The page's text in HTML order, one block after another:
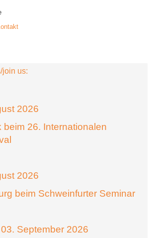
join us:
2026
beim 26. Internationalen
2026
beim Schweinfurter Seminar
September 2026